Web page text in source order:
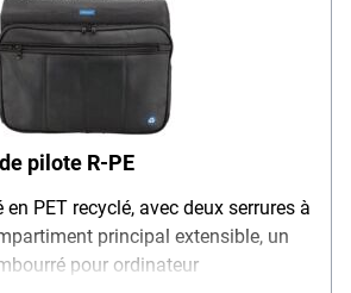
pilote R-PE
PET recyclé, avec deux serrures à
principal extensible, un
pour ordinateur